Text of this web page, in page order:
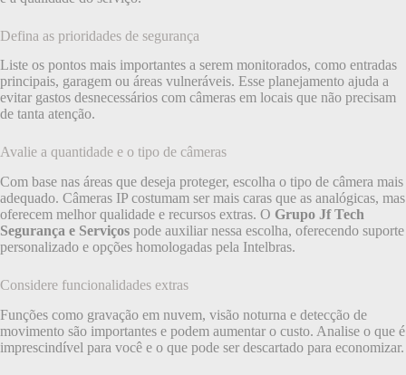
Defina as prioridades de segurança
Liste os pontos mais importantes a serem monitorados, como entradas
principais, garagem ou áreas vulneráveis. Esse planejamento ajuda a
evitar gastos desnecessários com câmeras em locais que não precisam
de tanta atenção.
Avalie a quantidade e o tipo de câmeras
Com base nas áreas que deseja proteger, escolha o tipo de câmera mais
adequado. Câmeras IP costumam ser mais caras que as analógicas, mas
oferecem melhor qualidade e recursos extras. O Grupo Jf Tech
Segurança e Serviços pode auxiliar nessa escolha, oferecendo suporte
personalizado e opções homologadas pela Intelbras.
Considere funcionalidades extras
Funções como gravação em nuvem, visão noturna e detecção de
movimento são importantes e podem aumentar o custo. Analise o que é
imprescindível para você e o que pode ser descartado para economizar.